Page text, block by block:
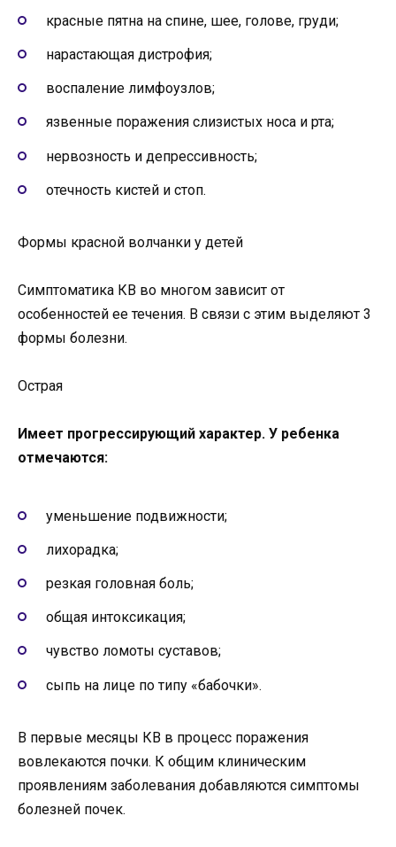
красные пятна на спине, шее, голове, груди;
нарастающая дистрофия;
воспаление лимфоузлов;
язвенные поражения слизистых носа и рта;
нервозность и депрессивность;
отечность кистей и стоп.
Формы красной волчанки у детей
Симптоматика КВ во многом зависит от
особенностей ее течения. В связи с этим выделяют 3
формы болезни.
Острая
Имеет прогрессирующий характер. У ребенка
отмечаются:
уменьшение подвижности;
лихорадка;
резкая головная боль;
общая интоксикация;
чувство ломоты суставов;
сыпь на лице по типу «бабочки».
В первые месяцы КВ в процесс поражения
вовлекаются почки. К общим клиническим
проявлениям заболевания добавляются симптомы
болезней почек.